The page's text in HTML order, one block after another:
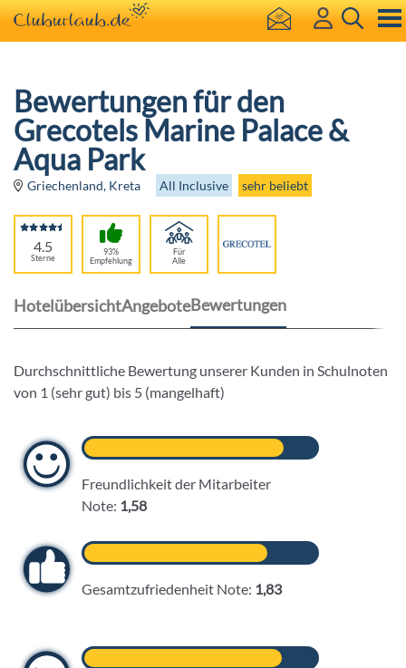
Bewertungen für den
Grecotels Marine Palace &
Aqua Park
Griechenland, Kreta All Inclusive sehr beliebt
4.5
Sterne
93%
Empfehlung
Für
Alle
HotelübersichtAngeboteBewertungen
Durchschnittliche Bewertung unserer Kunden in Schulnoten
von 1 (sehr gut) bis 5 (mangelhaft)
Freundlichkeit der Mitarbeiter
Note: 1,58
Gesamtzufriedenheit Note: 1,83